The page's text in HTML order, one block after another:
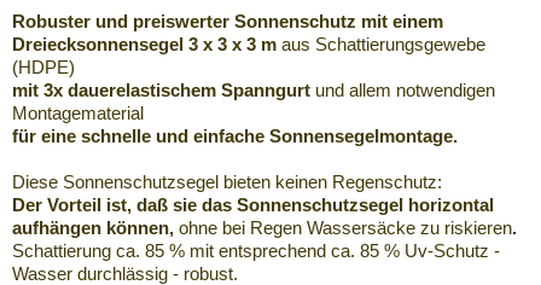
Robuster und preiswerter Sonnenschutz mit einem
Dreiecksonnensegel 3 x 3 x 3 m aus Schattierungsgewebe
(HDPE)
mit 3x dauerelastischem Spanngurt und allem notwendigen
Montagematerial
für eine schnelle und einfache Sonnensegelmontage.
Diese Sonnenschutzsegel bieten keinen Regenschutz:
Der Vorteil ist, daß sie das Sonnenschutzsegel horizontal
aufhängen können, ohne bei Regen Wassersäcke zu riskieren.
Schattierung ca. 85 % mit entsprechend ca. 85 % Uv-Schutz -
Wasser durchlässig - robust.